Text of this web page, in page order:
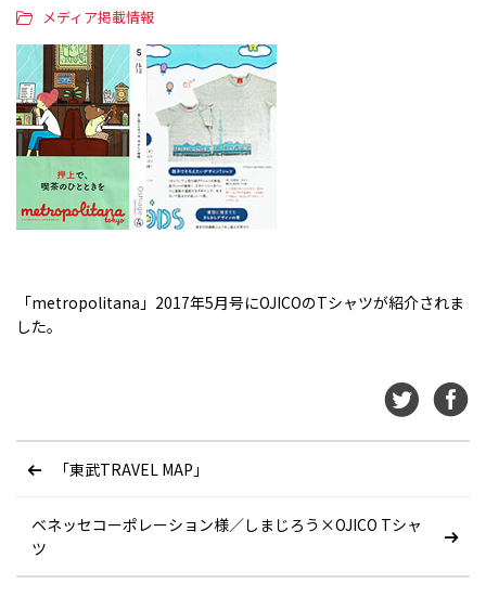
メディア掲載情報
「metropolitana」2017年5月号にOJICOのTシャツが紹介されま
した。
「東武TRAVEL MAP」
ベネッセコーポレーション様／しまじろう×OJICO Tシャ
ツ